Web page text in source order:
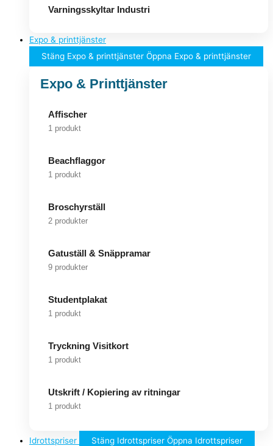
Varningsskyltar Industri
Expo & printtjänster
Stäng Expo & printtjänster Öppna Expo & printtjänster
Expo & Printtjänster
Affischer
1 produkt
Beachflaggor
1 produkt
Broschyrställ
2 produkter
Gatuställ & Snäppramar
9 produkter
Studentplakat
1 produkt
Tryckning Visitkort
1 produkt
Utskrift / Kopiering av ritningar
1 produkt
Idrottspriser Stäng Idrottspriser Öppna Idrottspriser